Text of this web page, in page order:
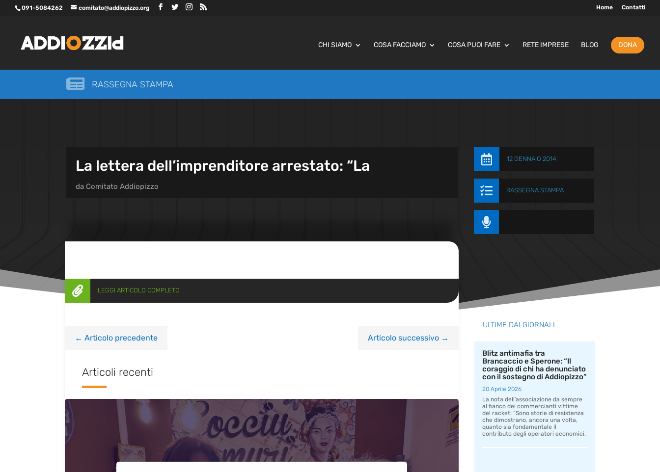
091-5084262 comitato@addiopizzo.org Home Contatti
CHI SIAMO COSA FACCIAMO COSA PUOI FARE RETE IMPRESE BLOG DONA
 RASSEGNA STAMPA
La lettera dell’imprenditore arrestato: “La
da Comitato Addiopizzo
 12 GENNAIO 2014
 RASSEGNA STAMPA

 LEGGI ARTICOLO COMPLETO
← Articolo precedente Articolo successivo→
Articoli recenti
ULTIME DAI GIORNALI
Blitz antimafia tra
Brancaccio e Sperone: “Il
coraggio di chi ha denunciato
con il sostegno di Addiopizzo”
20 Aprile 2026
La nota dell’associazione da sempre
al fianco dei commercianti vittime
del racket: “Sono storie di resistenza
che dimostrano, ancora una volta,
quanto sia fondamentale il
contributo degli operatori economici.